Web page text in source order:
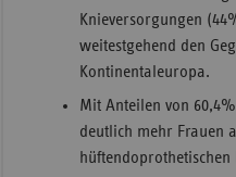
Knieversorgungen
weitestgehend den
Kontinentaleuropa.
Mit Anteilen von
deutlich mehr Frauen